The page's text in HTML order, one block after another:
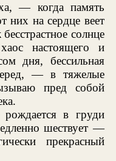
— когда память
них на сердце веет
солнце
настоящего и
дня, бессильная
— в тяжелые
пред собой
в груди
шествует —
прекрасный